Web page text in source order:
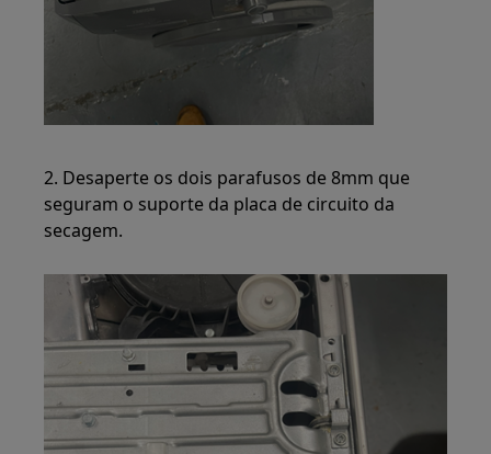
2. Desaperte os dois parafusos de 8mm que
seguram o suporte da placa de circuito da
secagem.